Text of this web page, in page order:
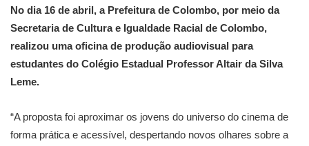
No dia 16 de abril, a Prefeitura de Colombo, por meio da
Secretaria de Cultura e Igualdade Racial de Colombo,
realizou uma oficina de produção audiovisual para
estudantes do Colégio Estadual Professor Altair da Silva
Leme.
“A proposta foi aproximar os jovens do universo do cinema de
forma prática e acessível, despertando novos olhares sobre a